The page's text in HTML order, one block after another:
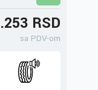
RSD
sa PDV-om